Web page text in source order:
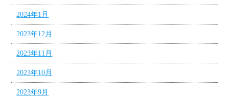
2024年1月
2023年12月
2023年11月
2023年10月
2023年9月